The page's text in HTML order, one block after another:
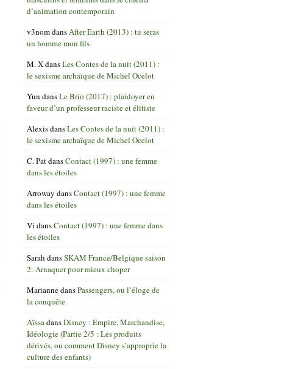
d’animation contemporain
v3nomdans After Earth (2013) : tu seras
un homme mon fils
M. XdansLes Contes de la nuit (2011) :
le sexisme archaïque de Michel Ocelot
Yun dansLe Brio (2017) : plaidoyer en
faveur d’un professeur raciste et élitiste
AlexisdansLes Contes de la nuit (2011) :
le sexisme archaïque de Michel Ocelot
C. PatdansContact (1997) : une femme
dans les étoiles
Arroway dansContact (1997) : une femme
dans les étoiles
Vi dansContact (1997) : une femme dans
les étoiles
Sarah dansSKAM France/Belgique saison
2: Arnaquer pour mieux choper
MariannedansPassengers, ou l’éloge de
la conquête
Aïssa dansDisney : Empire, Marchandise,
Idéologie (Partie 2/5 : Les produits
dérivés, ou comment Disney s’approprie la
culture des enfants)